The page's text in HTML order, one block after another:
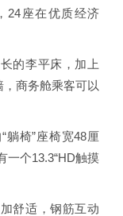
24座在优质经济
的李平床，加上
商务舱乘客可以
躺椅”座椅宽48厘
一个13.3“HD触摸
舒适，钢筋互动